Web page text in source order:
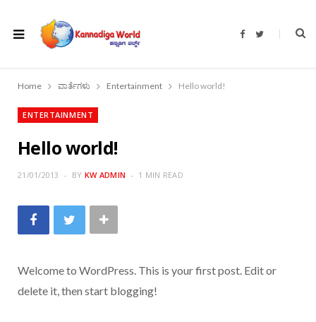
F
b
T
t
Home ವಾರ್ತೆಗಳು Entertainment Hello world!
ENTERTAINMENT
Hello world!
21/01/2013 BY KW ADMIN 1 MIN READ
Welcome to WordPress. This is your first post. Edit or
delete it, then start blogging!